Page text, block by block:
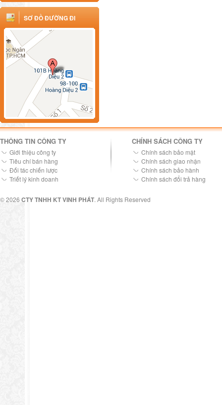
SƠ ĐỒ ĐƯỜNG ĐI
THÔNG TIN CÔNG TY
Giới thiệu công ty
Tiêu chí bán hàng
Đối tác chiến lược
Triết lý kinh doanh
CHÍNH SÁCH CÔNG TY
Chính sách bảo mật
Chính sách giao nhận
Chính sách bảo hành
Chính sách đổi trả hàng
© 2026 CTY TNHH KT VINH PHÁT. All Rights Reserved